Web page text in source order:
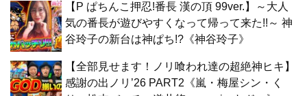
【P ぱちんこ押忍!番長 漢の頂 99ver.】～大人
気の番長が遊びやすくなって帰って来た!!～ 神
谷玲子の新台は神ぱち!?《神谷玲子》
【全部見せます！ノリ喰われ達の超絶神ヒキ】
感謝の出ノリ’26 PART2《嵐・梅屋シン・く